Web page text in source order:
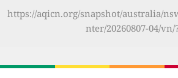
https://aqicn.org/snapshot/australia/
nter/20260807-04/vn/